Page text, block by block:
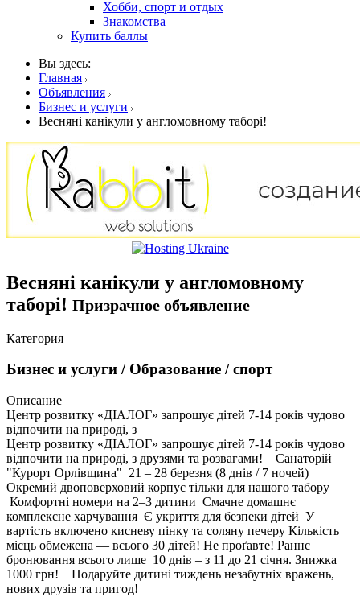
Хобби, спорт и отдых
Знакомства
Купить баллы
Вы здесь:
Главная
Объявления
Бизнес и услуги
Весняні канікули у англомовному таборі!
Весняні канікули у англомовному
таборі! Призрачное объявление
Категория
Бизнес и услуги / Образование / спорт
Описание
Центр розвитку «ДІАЛОГ» запрошує дітей 7-14 років чудово
відпочити на природі, з
Центр розвитку «ДІАЛОГ» запрошує дітей 7-14 років чудово
відпочити на природі, з друзями та розвагами! Санаторій
"Курорт Орлівщина" 21 – 28 березня (8 днів / 7 ночей)
Окремий двоповерховий корпус тільки для нашого табору
Комфортні номери на 2–3 дитини Смачне домашнє
комплексне харчування Є укриття для безпеки дітей У
вартість включено кисневу пінку та соляну печеру Кількість
місць обмежена — всього 30 дітей! Не проґавте! Раннє
бронювання всього лише 10 днів – з 11 до 21 січня. Знижка
1000 грн! Подаруйте дитині тиждень незабутніх вражень,
нових друзів та пригод!